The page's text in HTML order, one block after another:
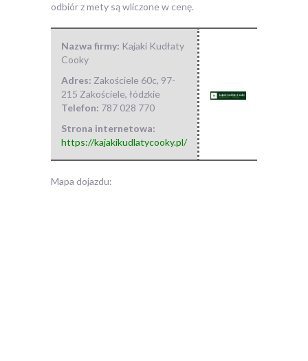
odbiór z mety są wliczone w cenę.
Nazwa firmy: Kajaki Kudłaty
Cooky
Adres: Zakościele 60c, 97-
215 Zakościele, łódzkie
Telefon: 787 028 770
Strona internetowa:
https://kajakikudlatycooky.pl/
Mapa dojazdu: